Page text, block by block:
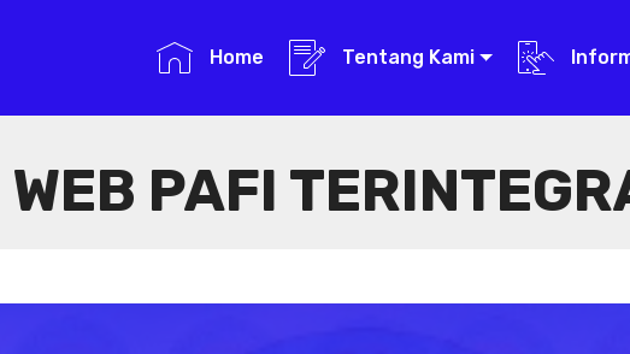
Home Tentang Kami
WEB PAFI